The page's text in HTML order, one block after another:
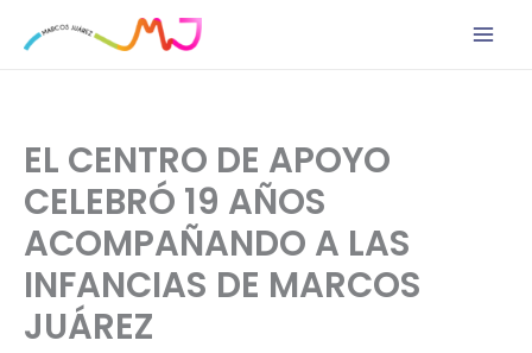
EL CENTRO DE APOYO
CELEBRÓ 19 AÑOS
ACOMPAÑANDO A LAS
INFANCIAS DE MARCOS
JUÁREZ